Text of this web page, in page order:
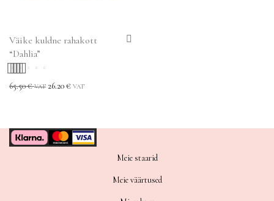
Väike kuldne rahakott
“Dahlia”
Hinnanguga
65.50€ VAT 26.20€ VAT
Meie staarid
Meie väärtused